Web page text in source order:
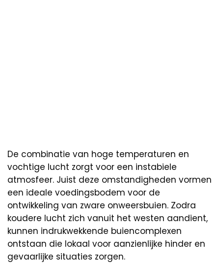
De combinatie van hoge temperaturen en
vochtige lucht zorgt voor een instabiele
atmosfeer. Juist deze omstandigheden vormen
een ideale voedingsbodem voor de
ontwikkeling van zware onweersbuien. Zodra
koudere lucht zich vanuit het westen aandient,
kunnen indrukwekkende buiencomplexen
ontstaan die lokaal voor aanzienlijke hinder en
gevaarlijke situaties zorgen.